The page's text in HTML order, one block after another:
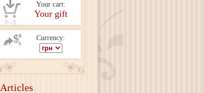
Your cart:
Your gift
Currency:
Articles